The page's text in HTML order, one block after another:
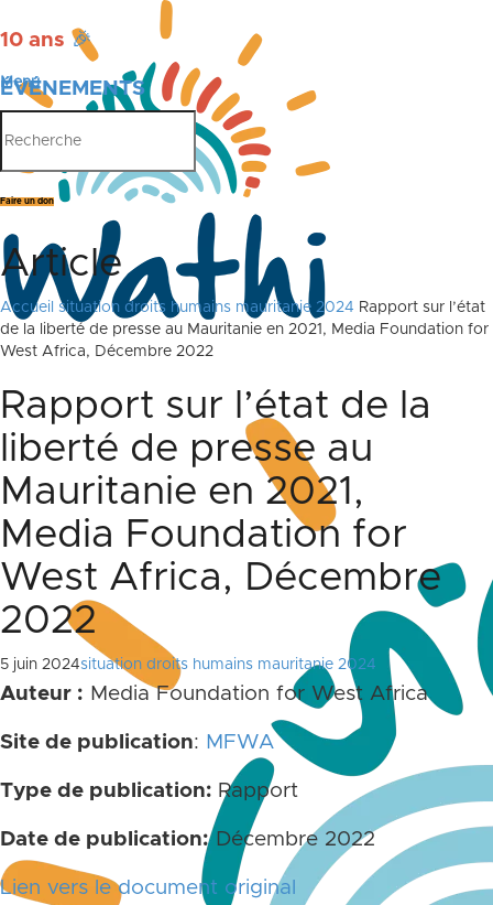
10 ans 🎉
ÉVÉNEMENTS
PUBLICATIONS
Menu
Faire un don
Article
Accueil situation droits humains mauritanie 2024 Rapport sur l’état
de la liberté de presse au Mauritanie en 2021, Media Foundation for
West Africa, Décembre 2022
Rapport sur l’état de la
liberté de presse au
Mauritanie en 2021,
Media Foundation for
West Africa, Décembre
2022
5 juin 2024situation droits humains mauritanie 2024
Auteur : Media Foundation for West Africa
Site de publication: MFWA
Type de publication: Rapport
Date de publication:Décembre 2022
Lien vers le document original